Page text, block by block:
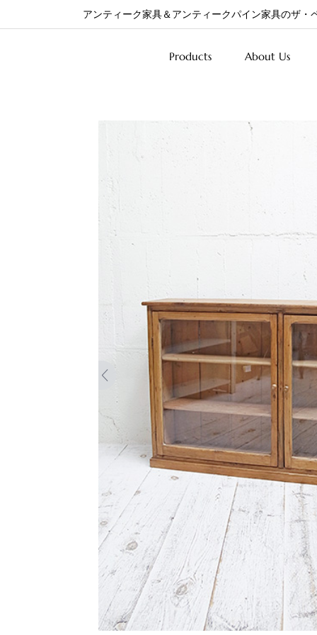
アンティーク家具＆アンティークパイン家具のザ・
Products About Us